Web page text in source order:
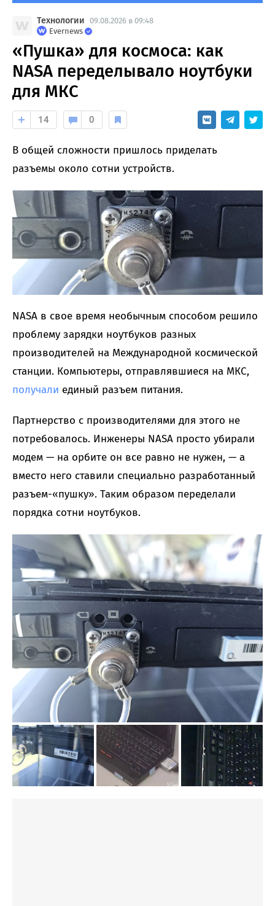
Технологии 09.08.2026 в 09:48
Evernews
«Пушка» для космоса: как
NASA переделывало ноутбуки
для МКС
14 0
В общей сложности пришлось приделать
разъемы около сотни устройств.
NASA в свое время необычным способом решило
проблему зарядки ноутбуков разных
производителей на Международной космической
станции. Компьютеры, отправлявшиеся на МКС,
получали единый разъем питания.
Партнерство с производителями для этого не
потребовалось. Инженеры NASA просто убирали
модем — на орбите он все равно не нужен, — а
вместо него ставили специально разработанный
разъем-«пушку». Таким образом переделали
порядка сотни ноутбуков.